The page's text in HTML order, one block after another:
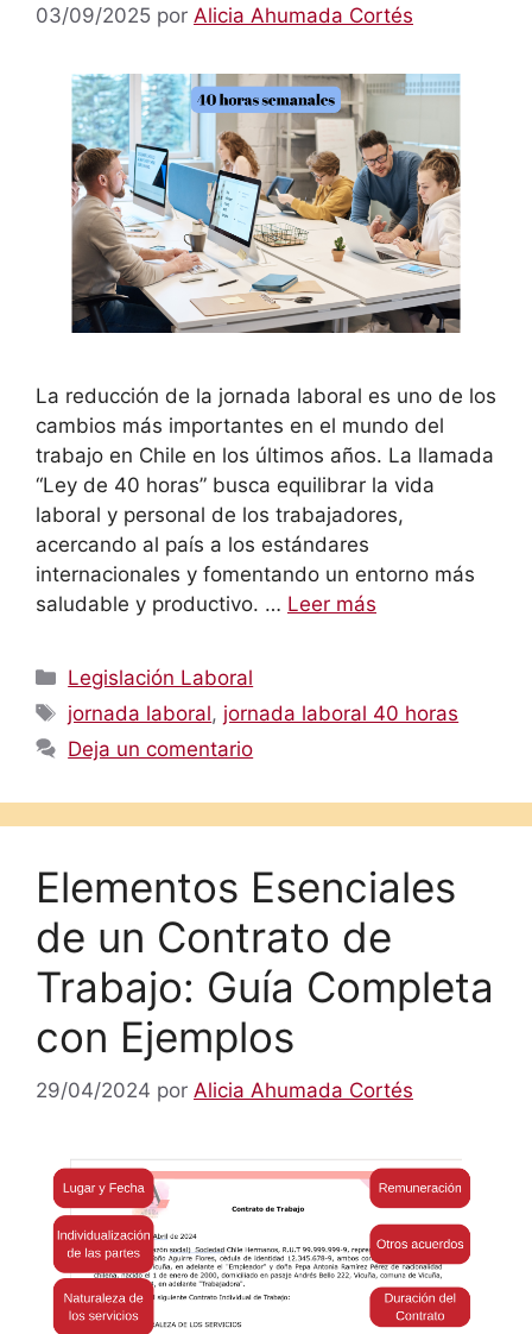
03/09/2025 por Alicia Ahumada Cortés
La reducción de la jornada laboral es uno de los
cambios más importantes en el mundo del
trabajo en Chile en los últimos años. La llamada
“Ley de 40 horas” busca equilibrar la vida
laboral y personal de los trabajadores,
acercando al país a los estándares
internacionales y fomentando un entorno más
saludable y productivo. … Leer más
Categorías
Legislación Laboral
Etiquetas
jornada laboral, jornada laboral 40 horas
Deja un comentario
Elementos Esenciales
de un Contrato de
Trabajo: Guía Completa
con Ejemplos
29/04/2024 por Alicia Ahumada Cortés